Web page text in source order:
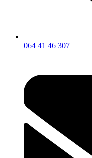
064 41 46 307